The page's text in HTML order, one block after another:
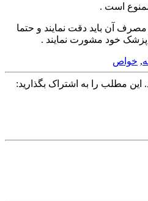
است .
آن باید دقت نمایند و حتما
پزشک خود مشورت نمایند .
, خواص
این مطلب را به اشتراک بگذارید: